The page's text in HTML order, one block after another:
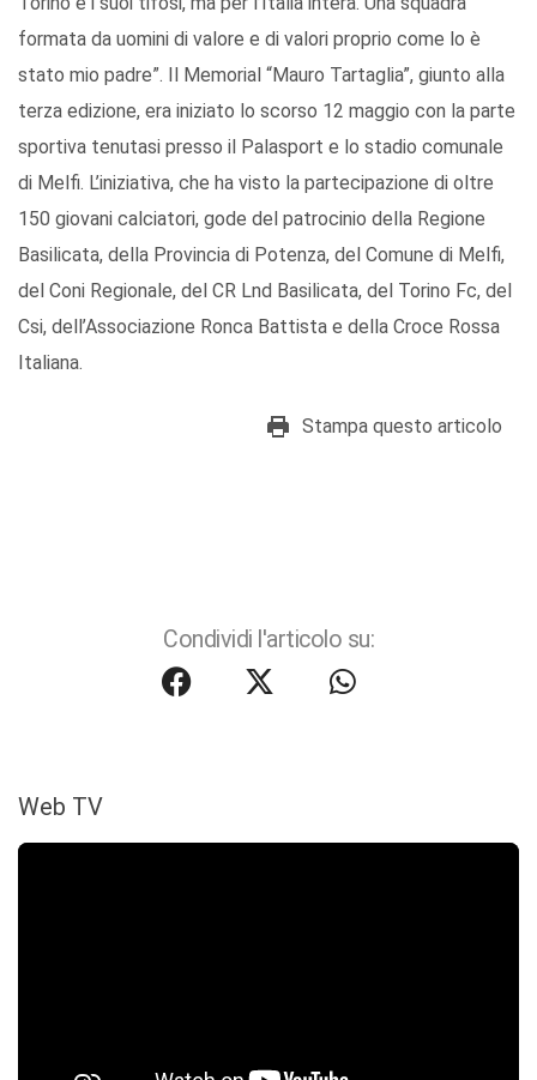
formata da uomini di valore e di valori proprio come lo è
stato mio padre”. Il Memorial “Mauro Tartaglia”, giunto alla
terza edizione, era iniziato lo scorso 12 maggio con la parte
sportiva tenutasi presso il Palasport e lo stadio comunale
di Melfi. L’iniziativa, che ha visto la partecipazione di oltre
150 giovani calciatori, gode del patrocinio della Regione
Basilicata, della Provincia di Potenza, del Comune di Melfi,
del Coni Regionale, del CR Lnd Basilicata, del Torino Fc, del
Csi, dell’Associazione Ronca Battista e della Croce Rossa
Italiana.
Stampa questo articolo
Condividi l'articolo su:
Web TV